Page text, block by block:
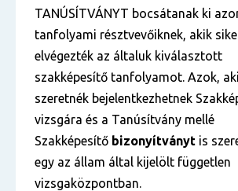
TANÚSÍTVÁNYT bocsátanak ki
tanfolyami résztvevőiknek, akik
elvégezték az általuk kiválasztott
szakképesítő tanfolyamot. Azok,
szeretnék bejelentkezhetnek
vizsgára és a Tanúsítvány mellé
Szakképesítő bizonyítványt is
egy az állam által kijelölt független
vizsgaközpontban.